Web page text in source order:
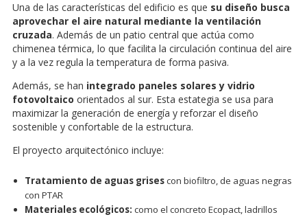
Una de las características del edificio es que su diseño busca
aprovechar el aire natural mediante la ventilación
cruzada. Además de un patio central que actúa como
chimenea térmica, lo que facilita la circulación continua del aire
y a la vez regula la temperatura de forma pasiva.
Además, se han integrado paneles solares y vidrio
fotovoltaico orientados al sur. Esta estategia se usa para
maximizar la generación de energía y reforzar el diseño
sostenible y confortable de la estructura.
El proyecto arquitectónico incluye:
Tratamiento de aguas grisescon biofiltro, de aguas negras
con PTAR
Materiales ecológicos: como el concreto Ecopact, ladrillos